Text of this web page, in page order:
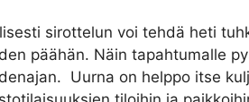
sirottelun voi tehdä heti
päähän. Näin tapahtumalle
Uurna on helppo itse